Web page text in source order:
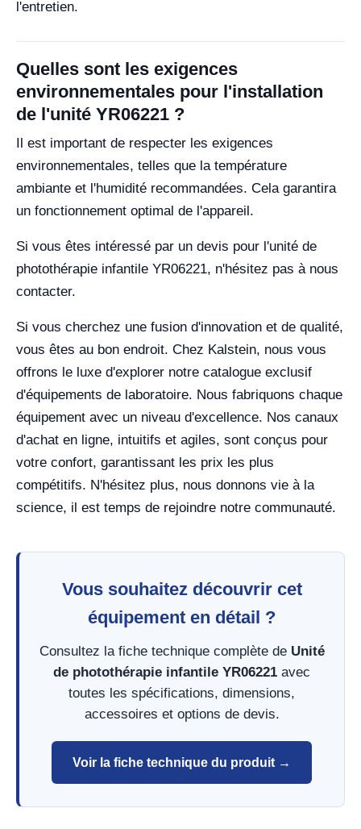
l'entretien.
Quelles sont les exigences
environnementales pour l'installation
de l'unité YR06221 ?
Il est important de respecter les exigences
environnementales, telles que la température
ambiante et l'humidité recommandées. Cela garantira
un fonctionnement optimal de l'appareil.
Si vous êtes intéressé par un devis pour l'unité de
photothérapie infantile YR06221, n'hésitez pas à nous
contacter.
Si vous cherchez une fusion d'innovation et de qualité,
vous êtes au bon endroit. Chez Kalstein, nous vous
offrons le luxe d'explorer notre catalogue exclusif
d'équipements de laboratoire. Nous fabriquons chaque
équipement avec un niveau d'excellence. Nos canaux
d'achat en ligne, intuitifs et agiles, sont conçus pour
votre confort, garantissant les prix les plus
compétitifs. N'hésitez plus, nous donnons vie à la
science, il est temps de rejoindre notre communauté.
Vous souhaitez découvrir cet
équipement en détail ?
Consultez la fiche technique complète de Unité
de photothérapie infantile YR06221 avec
toutes les spécifications, dimensions,
accessoires et options de devis.
Voir la fiche technique du produit →